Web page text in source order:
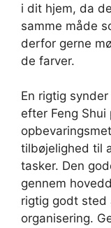
i dit hjem, da
samme måde
derfor gerne
de farver.
En rigtig
efter Feng
tilbøjelighed til
tasker. Den
gennem
rigtig godt sted
organisering.